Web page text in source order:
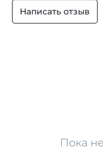
Написать отзыв
Пока